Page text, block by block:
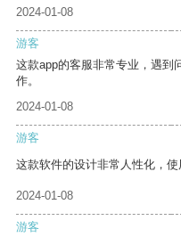
2024-01-08
游客
这款app的客服非常专业，遇到
作。
2024-01-08
游客
这款软件的设计非常人性化，使
2024-01-08
游客